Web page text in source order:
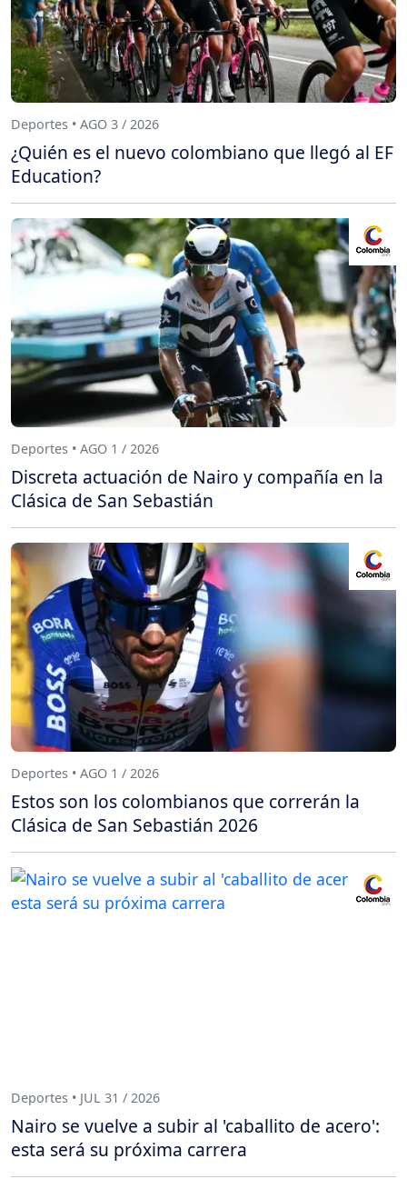
Deportes • AGO 3 / 2026
¿Quién es el nuevo colombiano que llegó al EF
Education?
Deportes • AGO 1 / 2026
Discreta actuación de Nairo y compañía en la
Clásica de San Sebastián
Deportes • AGO 1 / 2026
Estos son los colombianos que correrán la
Clásica de San Sebastián 2026
Deportes • JUL 31 / 2026
Nairo se vuelve a subir al 'caballito de acero':
esta será su próxima carrera